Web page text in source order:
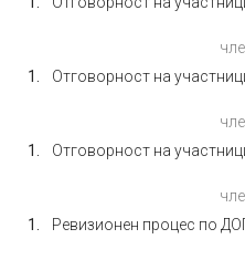
Отговорност на
Отговорност на
Ревизионен процес по